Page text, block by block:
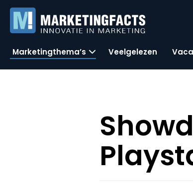
Marketingthema’s Veelgelezen